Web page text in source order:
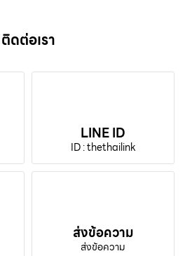
ติดต่อเรา
LINE ID
ID : thethailink
ส่งข้อความ
ส่งข้อความ